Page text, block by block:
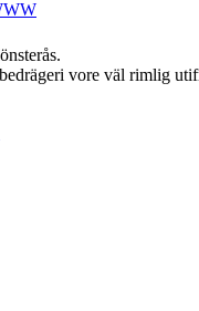
vore väl rimlig